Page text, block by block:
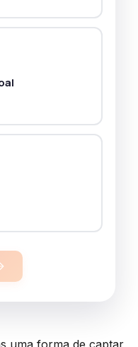
uma forma de captar